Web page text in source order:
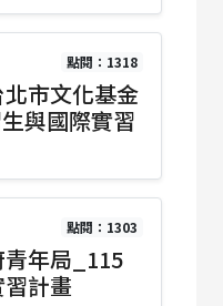
點閱：1318
北市文化基金
與國際實習
點閱：1303
青年局_115
計畫